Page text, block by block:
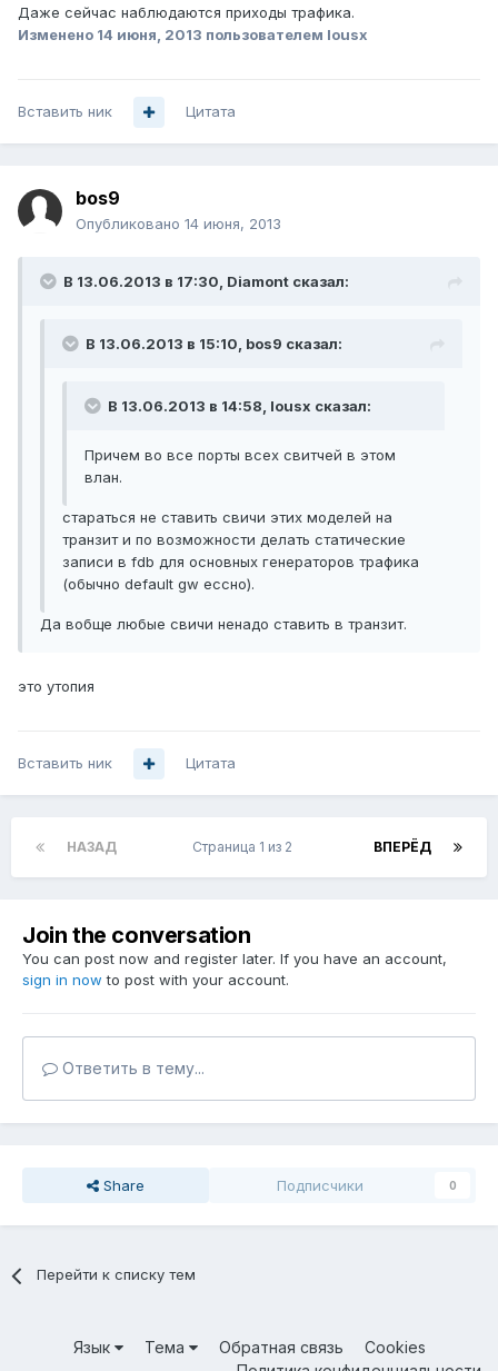
Даже сейчас наблюдаются приходы трафика.
Изменено 14 июня, 2013 пользователем lousx
Вставить ник Цитата
bos9
Опубликовано 14 июня, 2013
В 13.06.2013 в 17:30, Diamont сказал:
В 13.06.2013 в 15:10, bos9 сказал:
В 13.06.2013 в 14:58, lousx сказал:
Причем во все порты всех свитчей в этом
влан.
стараться не ставить свичи этих моделей на
транзит и по возможности делать статические
записи в fdb для основных генераторов трафика
(обычно default gw ессно).
Да вобще любые свичи ненадо ставить в транзит.
это утопия
Вставить ник Цитата
НАЗАД ВПЕРЁД
Страница 1 из 2
Join the conversation
You can post now and register later. If you have an account,
sign in now to post with your account.
Ответить в тему...
Share Подписчики 0
Перейти к списку тем
Язык Тема Обратная связь
Cookies